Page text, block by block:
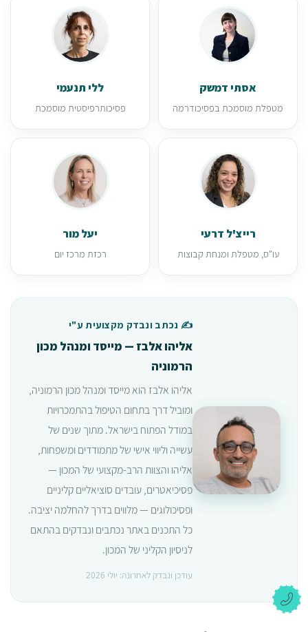
אסתי דמשק
מטפלת מוסמכת בפסיכודרמה
ללי תנעמי
פסיכותרפיסטית מוסמכת
רייצ'ל דרעי
עו"ס, מטפלת ומנחת קבוצות
יעל מור
רכזת מרכז יום
✍️ נכתב ונבדק מקצועית ע"י
אליהו אלבז — מייסד ומנהל מכון
הרמוניה
אליהו אלבז הוא מייסד ומנהל מכון הרמוניה,
ומוביל דרך בתחום הטיפול בהתמכרויות
במודל הפתוח בישראל. מתוך שנים של
עשייה וליווי אישי של מתמודדים ומשפחות,
אליהו והצוות הרב-מקצועי של המכון —
פסיכיאטרים, עובדים סוציאליים קליניים
ופסיכולוגים — מלווים בדרך להחלמה יציבה.
כל התכנים באתר נכתבים ונבדקים בהתאם
לניסיון הקליני של המכון.
עודכן ונבדק לאחרונה: יולי 2026